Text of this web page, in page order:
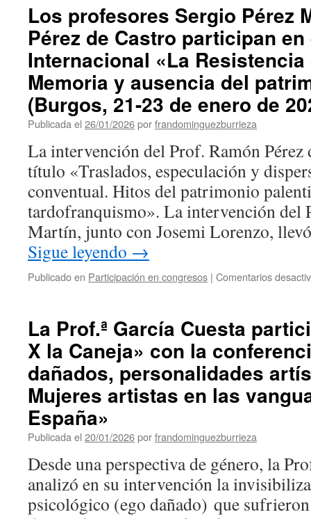
Los profesores Sergio Pérez
Pérez de Castro participan
Internacional «La
Memoria y ausencia del
(Burgos, 21-23 de enero de
Publicada el 26/01/2026porfrandominguezburrieza
La intervención del Prof. Ramón Pérez
título «Traslados, especulación y
conventual. Hitos del patrimonio
tardofranquismo». La intervención del
Martín, junto con Josemi Lorenzo,
Sigue leyendo →
Publicado en Participación en congresos | Comentarios
La Prof.ª García Cuesta
X la Caneja» con la
dañados, personalidades
Mujeres artistas en las
España»
Publicada el 20/01/2026porfrandominguezburrieza
Desde una perspectiva de género, la
analizó en su intervención la
psicológico (ego dañado) que